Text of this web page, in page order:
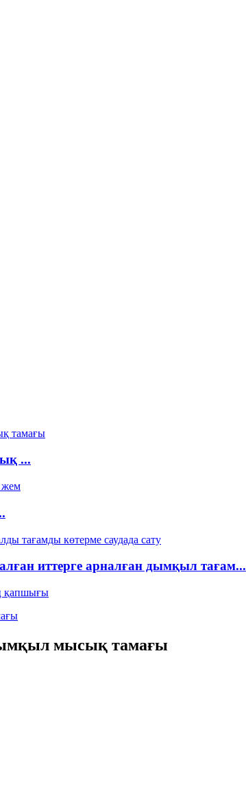
...
иттерге арналған дымқыл тағам...
мысық тамағы